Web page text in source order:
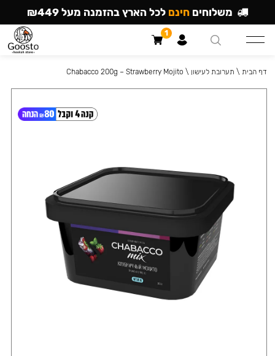
דף הבית \ תערובת לעישון \
Chabacco 200g – Strawberry Mojito
משלוחים חינם לכל הארץ בהזמנה מעל ₪449
1